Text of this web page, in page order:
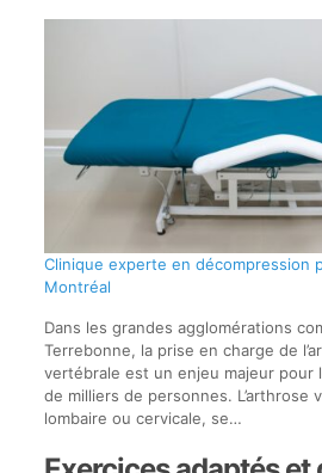
Clinique experte en décompression
Montréal
Dans les grandes agglomérations
Terrebonne, la prise en charge de
vertébrale est un enjeu majeur pour
de milliers de personnes. L’arthrose
lombaire ou cervicale, se…